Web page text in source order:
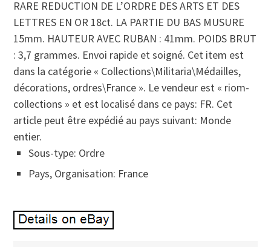
RARE REDUCTION DE L’ORDRE DES ARTS ET DES
LETTRES EN OR 18ct. LA PARTIE DU BAS MUSURE
15mm. HAUTEUR AVEC RUBAN : 41mm. POIDS BRUT
: 3,7 grammes. Envoi rapide et soigné. Cet item est
dans la catégorie « Collections\Militaria\Médailles,
décorations, ordres\France ». Le vendeur est « riom-
collections » et est localisé dans ce pays: FR. Cet
article peut être expédié au pays suivant: Monde
entier.
Sous-type: Ordre
Pays, Organisation: France